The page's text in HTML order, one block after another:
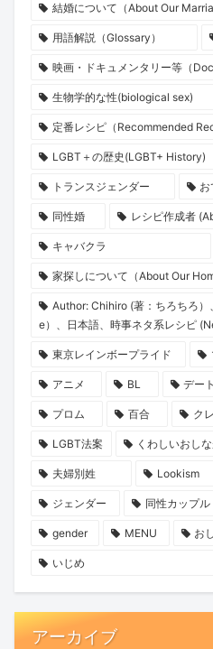
結婚について（About Our
用語解説（Glossary）
映画・ドキュメンタリー等（
生物学的な性(biological sex)
定番レシピ（Recommended
LGBT＋の歴史(LGBT+ History)
トランスジェンダー
同性婚 レシピ作成者
キャバクラ
家探しについて（About Our
Author: Chihiro (著：ちろちろ
e）、日本語、時事ネタ系レシピ
東京レインボープライド
アニメ BL デート
プロム 百合 ク
LGBT法案 くわしいおし
夫婦別姓 Lookism
ジェンダー 同性カップル
gender MENU お
いじめ
アーカイブ